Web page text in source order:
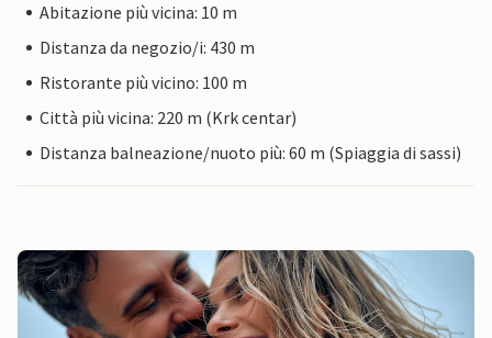
Abitazione più vicina: 10 m
Distanza da negozio/i: 430 m
Ristorante più vicino: 100 m
Città più vicina: 220 m (Krk centar)
Distanza balneazione/nuoto più: 60 m (Spiaggia di sassi)